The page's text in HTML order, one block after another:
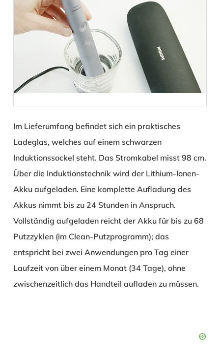
Im Lieferumfang befindet sich ein praktisches
Ladeglas, welches auf einem schwarzen
Induktionssockel steht. Das Stromkabel misst 98 cm.
Über die Induktionstechnik wird der Lithium-Ionen-
Akku aufgeladen. Eine komplette Aufladung des
Akkus nimmt bis zu 24 Stunden in Anspruch.
Vollständig aufgeladen reicht der Akku für bis zu 68
Putzzyklen (im Clean-Putzprogramm); das
entspricht bei zwei Anwendungen pro Tag einer
Laufzeit von über einem Monat (34 Tage), ohne
zwischenzeitlich das Handteil aufladen zu müssen.